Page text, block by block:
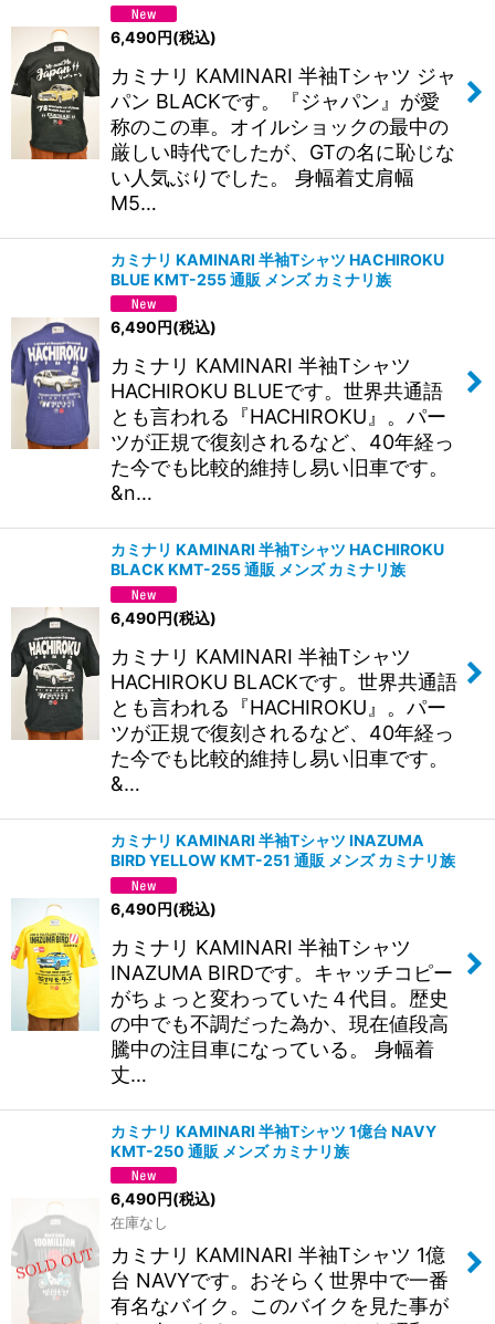
6,490円(税込)
カミナリ KAMINARI 半袖Tシャツ ジャ
パン BLACKです。『ジャパン』が愛
称のこの車。オイルショックの最中の
厳しい時代でしたが、GTの名に恥じな
い人気ぶりでした。 身幅着丈肩幅
M5…
カミナリ KAMINARI 半袖Tシャツ HACHIROKU
BLUE KMT-255 通販 メンズ カミナリ族
6,490円(税込)
カミナリ KAMINARI 半袖Tシャツ
HACHIROKU BLUEです。世界共通語
とも言われる『HACHIROKU』。パー
ツが正規で復刻されるなど、40年経っ
た今でも比較的維持し易い旧車です。
&n…
カミナリ KAMINARI 半袖Tシャツ HACHIROKU
BLACK KMT-255 通販 メンズ カミナリ族
6,490円(税込)
カミナリ KAMINARI 半袖Tシャツ
HACHIROKU BLACKです。世界共通語
とも言われる『HACHIROKU』。パー
ツが正規で復刻されるなど、40年経っ
た今でも比較的維持し易い旧車です。
&…
カミナリ KAMINARI 半袖Tシャツ INAZUMA
BIRD YELLOW KMT-251 通販 メンズ カミナリ族
6,490円(税込)
カミナリ KAMINARI 半袖Tシャツ
INAZUMA BIRDです。キャッチコピー
がちょっと変わっていた４代目。歴史
の中でも不調だった為か、現在値段高
騰中の注目車になっている。 身幅着
丈…
カミナリ KAMINARI 半袖Tシャツ 1億台 NAVY
KMT-250 通販 メンズ カミナリ族
6,490円(税込)
在庫なし
カミナリ KAMINARI 半袖Tシャツ 1億
台 NAVYです。おそらく世界中で一番
有名なバイク。このバイクを見た事が